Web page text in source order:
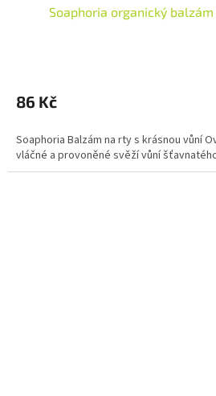
Soaphoria organický
produktu
je
z
5
hvězdiček.
86 Kč
Soaphoria Balzám na rty s krásnou vůní
vláčné a provoněné svěží vůní